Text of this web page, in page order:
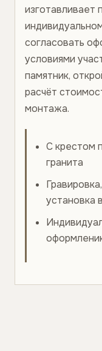
изготавливает
согласовать
условиями
памятник,
расчёт
монтажа.
С крестом
гранита
установка